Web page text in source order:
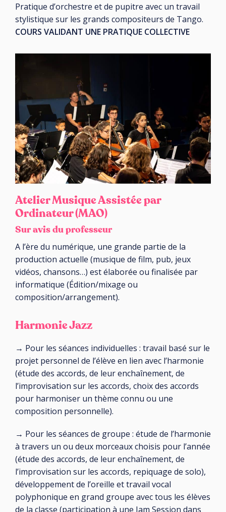
Pratique d’orchestre et de pupitre avec un travail
stylistique sur les grands compositeurs de Tango.
COURS VALIDANT UNE PRATIQUE COLLECTIVE
Atelier Musique Assistée par
Ordinateur (MAO)
Sur avis du professeur
A l’ère du numérique, une grande partie de la
production actuelle (musique de film, pub, jeux
vidéos, chansons…) est élaborée ou finalisée par
informatique (Édition/mixage ou
composition/arrangement).
Harmonie Jazz
→ Pour les séances individuelles : travail basé sur le
projet personnel de l’élève en lien avec l’harmonie
(étude des accords, de leur enchaînement, de
l’improvisation sur les accords, choix des accords
pour harmoniser un thème connu ou une
composition personnelle).
→ Pour les séances de groupe : étude de l’harmonie
à travers un ou deux morceaux choisis pour l’année
(étude des accords, de leur enchaînement, de
l’improvisation sur les accords, repiquage de solo),
développement de l’oreille et travail vocal
polyphonique en grand groupe avec tous les élèves
de la classe (participation à une Jam Session dans